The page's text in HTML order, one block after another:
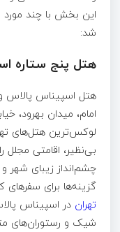
این بخش با چند مورد
شد:
هتل پنج‌ ستاره
هتل اسپیناس پالاس
لوکس‌ترین هتل‌های
بی‌نظیر، اقامتی مجلل
چشم‌انداز زیبای شهر
گزینه‌ها برای
تهران در اسپیناس
شیک و رستوران‌های